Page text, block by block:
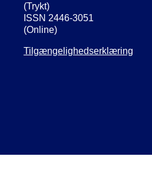
(Trykt)
ISSN 2446-3051
(Online)
Tilgængelighedserklæring